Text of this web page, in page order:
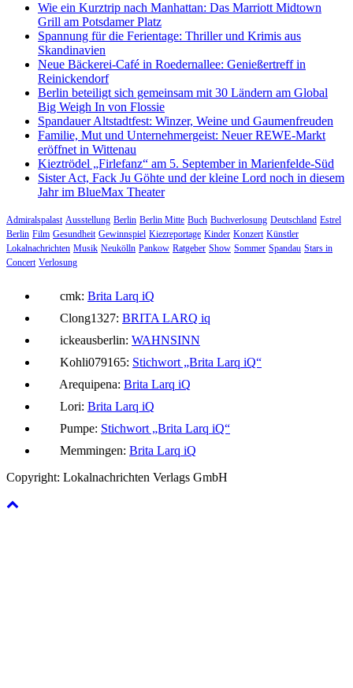
Wie ein Kurztrip nach Manhattan: Das Marriott Midtown
Grill am Potsdamer Platz
Spannung für die Ferientage: Thriller und Krimis aus
Skandinavien
Neue Bäckerei-Café in Roedernallee: Genießertreff in
Reinickendorf
Berlin beteiligt sich gemeinsam mit 30 Ländern am Global
Big Weigh In von Flossie
Spandauer Altstadtfest: Winzer, Weine und Gaumenfreuden
Familie, Mut und Unternehmergeist: Neuer REWE-Markt
eröffnet in Wittenau
Kieztrödel „Firlefanz“ am 5. September in Marienfelde-Süd
Sister Act, Fack Ju Göhte und der kleine Lord noch in diesem
Jahr im BlueMax Theater
Admiralspalast Ausstellung Berlin Berlin Mitte Buch Buchverlosung Deutschland Estrel
Berlin Film Gesundheit Gewinnspiel Kiezreportage Kinder Konzert Künstler
Lokalnachrichten Musik Neukölln Pankow Ratgeber Show Sommer Spandau Stars in
Concert Verlosung
cmk: Brita Larq iQ
Clong1327: BRITA LARQ iq
ickeausberlin: WAHNSINN
Kohli079165: Stichwort „Brita Larq iQ“
Arequipena: Brita Larq iQ
Lori: Brita Larq iQ
Pumpe: Stichwort „Brita Larq iQ“
Memmingen: Brita Larq iQ
Copyright: Lokalnachrichten Verlags GmbH